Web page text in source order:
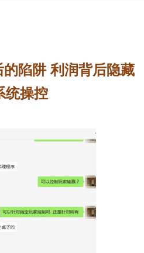
陷阱 利润背后隐藏
统操控